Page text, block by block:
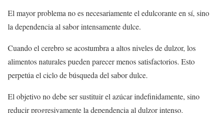
El mayor problema no es necesariamente el edulcorante en sí, sino
la dependencia al sabor intensamente dulce.
Cuando el cerebro se acostumbra a altos niveles de dulzor, los
alimentos naturales pueden parecer menos satisfactorios. Esto
perpetúa el ciclo de búsqueda del sabor dulce.
El objetivo no debe ser sustituir el azúcar indefinidamente, sino
reducir progresivamente la dependencia al dulzor intenso.